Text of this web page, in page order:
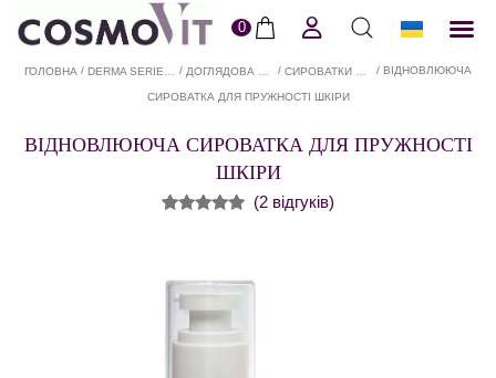
0
ГОЛОВНА / / / / ВІДНОВЛЮЮЧА
СИРОВАТКА ДЛЯ ПРУЖНОСТІ ШКІРИ
ВІДНОВЛЮЮЧА СИРОВАТКА ДЛЯ ПРУЖНОСТІ
ШКІРИ
покупців
(2відгуків)